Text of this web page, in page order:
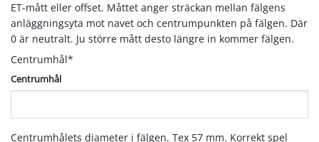
ET-mått eller offset. Måttet anger sträckan mellan fälgens
anläggningsyta mot navet och centrumpunkten på fälgen. Där
0 är neutralt. Ju större mått desto längre in kommer fälgen.
Centrumhål*
Centrumhål
Centrumhålets diameter i fälgen. Tex 57 mm. Korrekt spel